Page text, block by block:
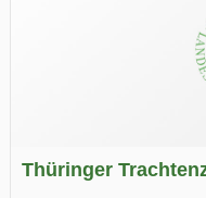
Thüringer